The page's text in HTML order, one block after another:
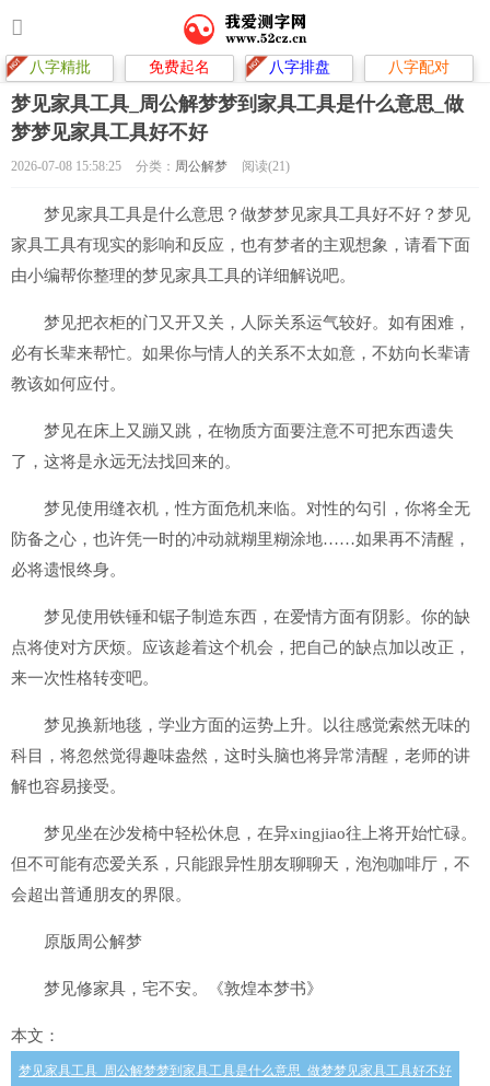
八字精批 免费起名 八字排盘 八字配对
梦见家具工具_周公解梦梦到家具工具是什么意思_做
梦梦见家具工具好不好
2026-07-08 15:58:25 分类： 周公解梦 阅读(21)
梦见家具工具是什么意思？做梦梦见家具工具好不好？梦见
家具工具有现实的影响和反应，也有梦者的主观想象，请看下面
由小编帮你整理的梦见家具工具的详细解说吧。
梦见把衣柜的门又开又关，人际关系运气较好。如有困难，
必有长辈来帮忙。如果你与情人的关系不太如意，不妨向长辈请
教该如何应付。
梦见在床上又蹦又跳，在物质方面要注意不可把东西遗失
了，这将是永远无法找回来的。
梦见使用缝衣机，性方面危机来临。对性的勾引，你将全无
防备之心，也许凭一时的冲动就糊里糊涂地……如果再不清醒，
必将遗恨终身。
梦见使用铁锤和锯子制造东西，在爱情方面有阴影。你的缺
点将使对方厌烦。应该趁着这个机会，把自己的缺点加以改正，
来一次性格转变吧。
梦见换新地毯，学业方面的运势上升。以往感觉索然无味的
科目，将忽然觉得趣味盎然，这时头脑也将异常清醒，老师的讲
解也容易接受。
梦见坐在沙发椅中轻松休息，在异xingjiao往上将开始忙碌。
但不可能有恋爱关系，只能跟异性朋友聊聊天，泡泡咖啡厅，不
会超出普通朋友的界限。
原版周公解梦
梦见修家具，宅不安。《敦煌本梦书》
本文：
梦见家具工具_周公解梦梦到家具工具是什么意思_做梦梦见家具工具好不好